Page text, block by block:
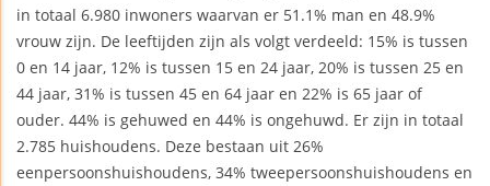
in totaal 6.980 inwoners waarvan er 51.1% man en 48.9%
vrouw zijn. De leeftijden zijn als volgt verdeeld: 15% is tussen
0 en 14 jaar, 12% is tussen 15 en 24 jaar, 20% is tussen 25 en
44 jaar, 31% is tussen 45 en 64 jaar en 22% is 65 jaar of
ouder. 44% is gehuwed en 44% is ongehuwd. Er zijn in totaal
2.785 huishoudens. Deze bestaan uit 26%
eenpersoonshuishoudens, 34% tweepersoonshuishoudens en